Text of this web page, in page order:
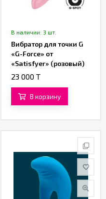
В наличии: 3 шт.
Вибратор для точки G
«G-Force» от
«Satisfyer» (розовый)
23 000 T
В корзину